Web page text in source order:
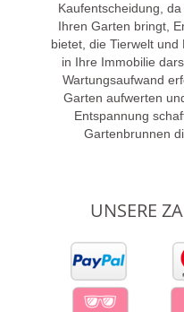
Kaufentscheidung,
Ihren Garten bringt,
bietet, die Tierwelt
in Ihre Immobilie
Wartungsaufwand
Garten aufwerten
Entspannung
Gartenbrunnen
UNSERE